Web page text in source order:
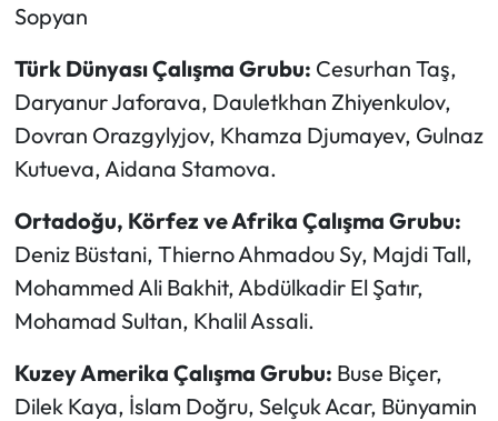
Sopyan
Türk Dünyası Çalışma Grubu: Cesurhan Taş,
Daryanur Jaforava, Dauletkhan Zhiyenkulov,
Dovran Orazgylyjov, Khamza Djumayev, Gulnaz
Kutueva, Aidana Stamova.
Ortadoğu, Körfez ve Afrika Çalışma Grubu:
Deniz Büstani, Thierno Ahmadou Sy, Majdi Tall,
Mohammed Ali Bakhit, Abdülkadir El Şatır,
Mohamad Sultan, Khalil Assali.
Kuzey Amerika Çalışma Grubu: Buse Biçer,
Dilek Kaya, İslam Doğru, Selçuk Acar, Bünyamin